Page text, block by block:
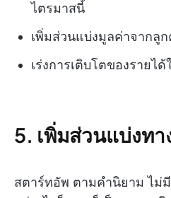
ไตรมาสนี้
เพิ่มส่วนแบ่งมูลค่าจากลู
เร่งการเติบโตของรายไ
5. เพิ่มส่วนแบ่งท
สตาร์ทอัพ ตามคำนิยาม ไม่